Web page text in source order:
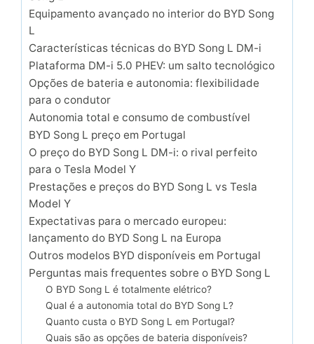
Equipamento avançado no interior do BYD Song
L
Características técnicas do BYD Song L DM-i
Plataforma DM-i 5.0 PHEV: um salto tecnológico
Opções de bateria e autonomia: flexibilidade
para o condutor
Autonomia total e consumo de combustível
BYD Song L preço em Portugal
O preço do BYD Song L DM-i: o rival perfeito
para o Tesla Model Y
Prestações e preços do BYD Song L vs Tesla
Model Y
Expectativas para o mercado europeu:
lançamento do BYD Song L na Europa
Outros modelos BYD disponíveis em Portugal
Perguntas mais frequentes sobre o BYD Song L
O BYD Song L é totalmente elétrico?
Qual é a autonomia total do BYD Song L?
Quanto custa o BYD Song L em Portugal?
Quais são as opções de bateria disponíveis?